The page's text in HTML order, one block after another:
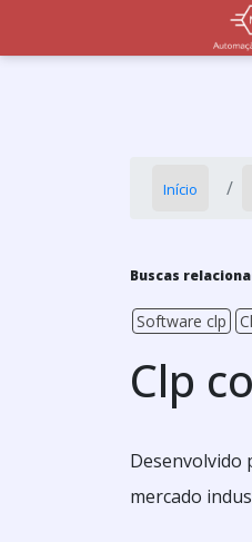
Início
Buscas
Software clp
Clp
Desenvolvido
mercado